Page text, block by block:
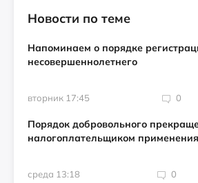
Новости по теме
Напоминаем о порядке
несовершеннолетнего
вторник 17:45 0
Порядок добровольного
налогоплательщиком
среда 13:18 0